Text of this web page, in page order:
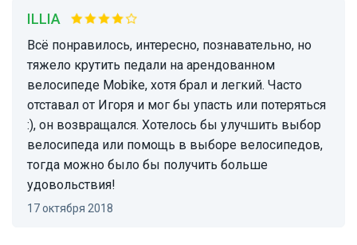
ILLIA
Всё понравилось, интересно, познавательно, но
тяжело крутить педали на арендованном
велосипеде Mobike, хотя брал и легкий. Часто
отставал от Игоря и мог бы упасть или потеряться
:), он возвращался. Хотелось бы улучшить выбор
велосипеда или помощь в выборе велосипедов,
тогда можно было бы получить больше
удовольствия!
17 октября 2018